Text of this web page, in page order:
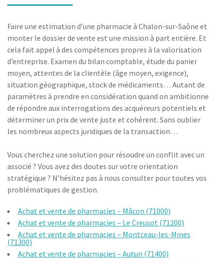
Faire une estimation d’une pharmacie à Chalon-sur-Saône et
monter le dossier de vente est une mission à part entière. Et
cela fait appel à des compétences propres à la valorisation
d’entreprise. Examen du bilan comptable, étude du panier
moyen, attentes de la clientèle (âge moyen, exigence),
situation géographique, stock de médicaments… Autant de
paramètres à prendre en considération quand on ambitionne
de répondre aux interrogations des acquéreurs potentiels et
déterminer un prix de vente juste et cohérent. Sans oublier
les nombreux aspects juridiques de la transaction…
Vous cherchez une solution pour résoudre un conflit avec un
associé ? Vous avez des doutes sur votre orientation
stratégique ? N’hésitez pas à nous consulter pour toutes vos
problématiques de gestion.
Achat et vente de pharmacies – Mâcon (71000)
Achat et vente de pharmacies – Le Creusot (71200)
Achat et vente de pharmacies – Montceau-les-Mines
(71300)
Achat et vente de pharmacies – Autun (71400)